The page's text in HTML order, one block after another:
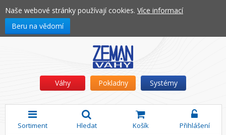
Naše webové stránky používají cookies. Více informací
Beru na vědomí
Váhy Pokladny Systémy
Sortiment Hledat Košík Přihlášení